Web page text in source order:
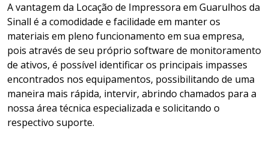
A vantagem da Locação de Impressora em Guarulhos da
Sinall é a comodidade e facilidade em manter os
materiais em pleno funcionamento em sua empresa,
pois através de seu próprio software de monitoramento
de ativos, é possível identificar os principais impasses
encontrados nos equipamentos, possibilitando de uma
maneira mais rápida, intervir, abrindo chamados para a
nossa área técnica especializada e solicitando o
respectivo suporte.